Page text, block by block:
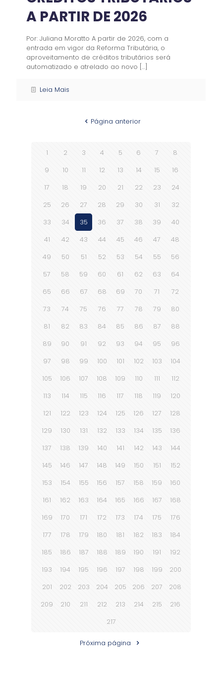
A PARTIR DE 2026
Por: Juliana Moratto A partir de 2026, com a
entrada em vigor da Reforma Tributária, o
aproveitamento de créditos tributários será
automatizado e atrelado ao novo […]
Leia Mais
Página anterior
1 2 3 4 5 6 7
8
9
10 11 12 13 14 15
16
17
18 19 20 21 22 23
24
25
26 27 28 29 30 31
32
33
34 35 36 37 38 39
40
41
42 43 44 45 46 47
48
49
50 51 52 53 54 55
56
57
58 59 60 61 62 63
64
65
66 67 68 69 70 71
72
73
74 75 76 77 78 79
80
81
82 83 84 85 86 87
88
89
90 91 92 93 94 95
96
97
98 99 100 101 102 103
104
105
106 107 108 109 110 111
112
113
114 115 116 117 118 119
120
121
122 123 124 125 126 127
128
129
130 131 132 133 134 135
136
137
138 139 140 141 142 143
144
145
146 147 148 149 150 151
152
153
154 155 156 157 158 159
160
161
162 163 164 165 166 167
168
169
170 171 172 173 174 175
176
177
178 179 180 181 182 183
184
185
186 187 188 189 190 191
192
193
194 195 196 197 198 199
200
201
202 203 204 205 206 207
208
209
210 211 212 213 214 215
216
217
Próxima página